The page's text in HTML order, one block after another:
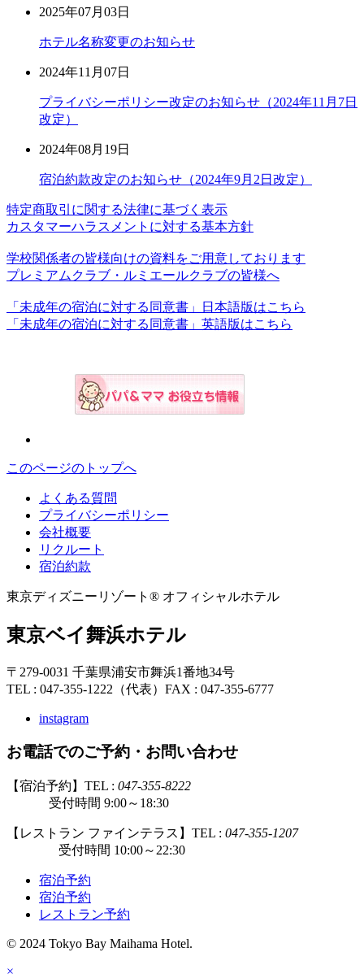
2025年07月03日
ホテル名称変更のお知らせ
2024年11月07日
プライバシーポリシー改定のお知らせ（2024年11月7日
改定）
2024年08月19日
宿泊約款改定のお知らせ（2024年9月2日改定）
特定商取引に関する法律に基づく表示
カスタマーハラスメントに対する基本方針
学校関係者の皆様向けの資料をご用意しております
プレミアムクラブ・ルミエールクラブの皆様へ
「未成年の宿泊に対する同意書」日本語版はこちら
「未成年の宿泊に対する同意書」英語版はこちら
このページのトップへ
よくある質問
プライバシーポリシー
会社概要
リクルート
宿泊約款
東京ディズニーリゾート® オフィシャルホテル
東京ベイ舞浜ホテル
〒279-0031 千葉県浦安市舞浜1番地34号
TEL : 047-355-1222（代表） FAX : 047-355-6777
instagram
お電話でのご予約・お問い合わせ
【宿泊予約】TEL : 047-355-8222
受付時間 9:00～18:30
【レストラン ファインテラス】TEL : 047-355-1207
受付時間 10:00～22:30
宿泊予約
宿泊予約
レストラン予約
© 2024 Tokyo Bay Maihama Hotel.
×